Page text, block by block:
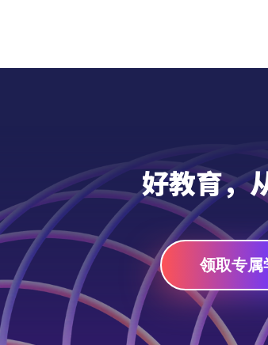
好教育，
领取专属